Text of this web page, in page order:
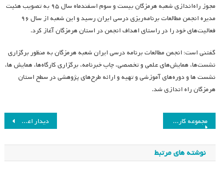
مجوز راه‌اندازی شعبه هرمزگان بیست و سوم اسفندماه سال ۹۵ به تصویب هئیت
مدیره انجمن مطالعات برنامه‌ریزی درسی ایران رسید و این شعبه از سال ۹۶
فعالیت‌های خود را در راستای اهداف انجمن در استان هرمزگان آغاز کرد.
گفتنی است؛ انجمن مطالعات برنامه درسی ایران شعبه هرمزگان به منظور برگزاری
نشست‌ها، همایش‌های علمی و تخصصی، چاپ خبرنامه، برگزاری کارگاه‌ها، همایش ها،
نشست ها و دوره‌های آموزشی و تهیه و ارائه طرح‌های پژوهشی در سطح استان
هرمزگان راه اندازی شد.
راهبری
نوشته
دیدار اعضای هیات مدیره انجمن مطالعات برنامه درسی هرمزگان با ریاست دانشگاه فرهنگیان مجموعه کارگاه های آموزشی
نوشته های مرتبط